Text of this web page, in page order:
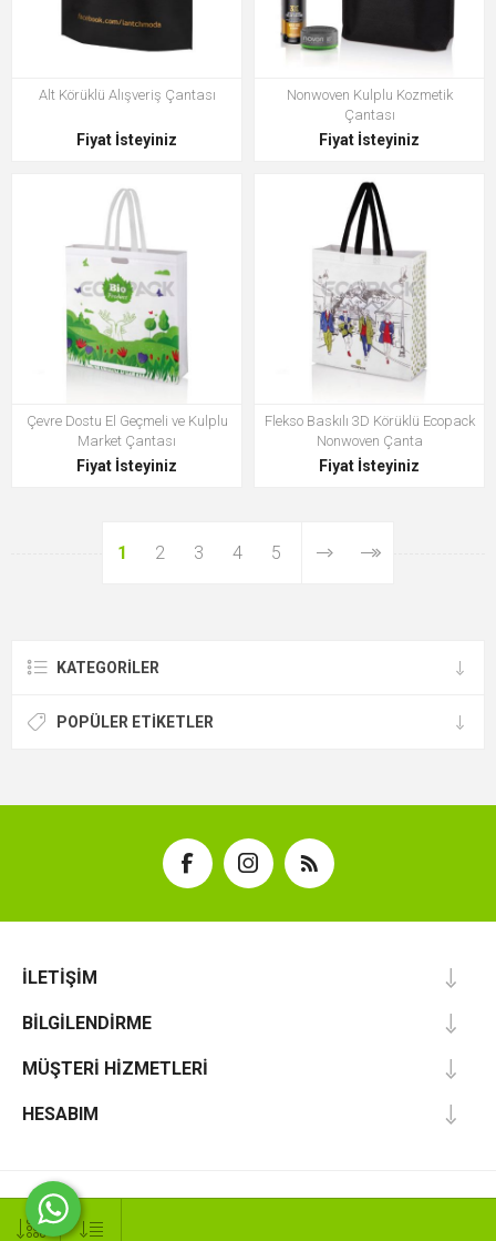
Alt Körüklü Alışveriş Çantası
Fiyat İsteyiniz
Nonwoven Kulplu Kozmetik
Çantası
Fiyat İsteyiniz
Çevre Dostu El Geçmeli ve Kulplu
Market Çantası
Fiyat İsteyiniz
Flekso Baskılı 3D Körüklü Ecopack
Nonwoven Çanta
Fiyat İsteyiniz
1 2 3 4 5
KATEGORILER
POPÜLER ETIKETLER
İLETIŞIM
BILGILENDIRME
MÜŞTERI HIZMETLERI
HESABIM
Copyright ©; 2026 Eco Pack Ambalaj. Tüm hakları saklıdır.